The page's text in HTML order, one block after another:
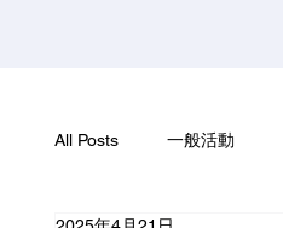
All Posts 一般活動